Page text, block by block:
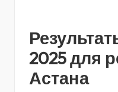
2025 для
Астана